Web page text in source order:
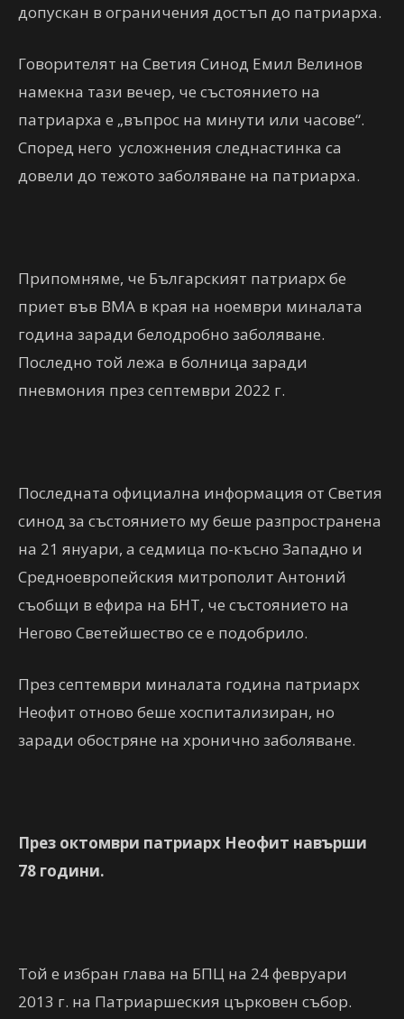
допускан в ограничения достъп до патриарха.
Говорителят на Светия Синод Емил Велинов
намекна тази вечер, че състоянието на
патриарха е „въпрос на минути или часове“.
Според него усложнения следнастинка са
довели до тежото заболяване на патриарха.
Припомняме, че Българският патриарх бе
приет във ВМА в края на ноември миналата
година заради белодробно заболяване.
Последно той лежа в болница заради
пневмония през септември 2022 г.
Последната официална информация от Светия
синод за състоянието му беше разпространена
на 21 януари, а седмица по-късно Западно и
Средноевропейския митрополит Антоний
съобщи в ефира на БНТ, че състоянието на
Негово Светейшество се е подобрило.
През септември миналата година патриарх
Неофит отново беше хоспитализиран, но
заради обостряне на хронично заболяване.
През октомври патриарх Неофит навърши
78 години.
Той е избран глава на БПЦ на 24 февруари
2013 г. на Патриаршеския църковен събор.